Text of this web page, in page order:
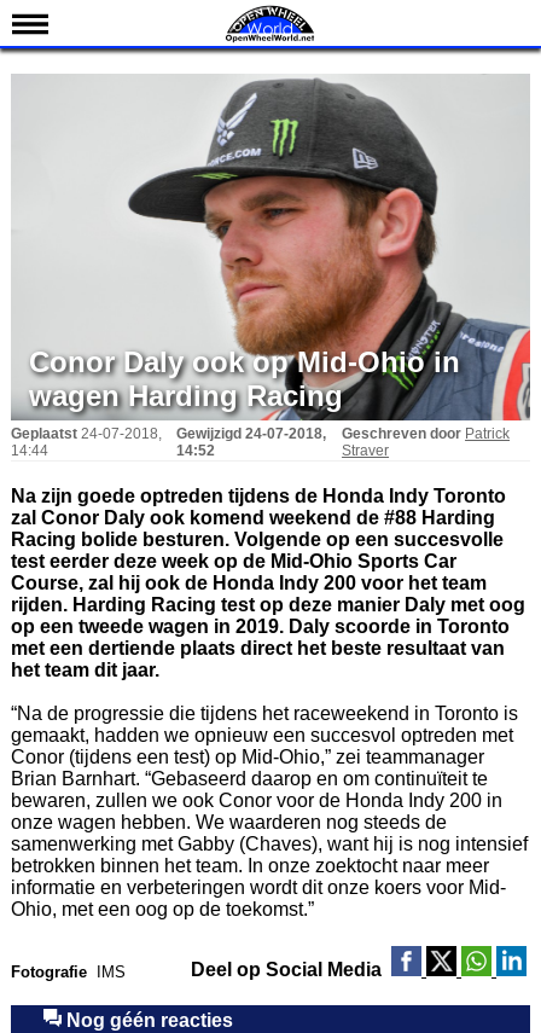
Nieuws
Indy 500
English
Conor Daly ook op Mid-Ohio in
wagen Harding Racing
Geplaatst 24-07-2018,
14:44
Gewijzigd 24-07-2018,
14:52
Geschreven door Patrick
Straver
Na zijn goede optreden tijdens de Honda Indy Toronto
zal Conor Daly ook komend weekend de #88 Harding
Racing bolide besturen. Volgende op een succesvolle
test eerder deze week op de Mid-Ohio Sports Car
Course, zal hij ook de Honda Indy 200 voor het team
rijden. Harding Racing test op deze manier Daly met oog
op een tweede wagen in 2019. Daly scoorde in Toronto
met een dertiende plaats direct het beste resultaat van
het team dit jaar.
“Na de progressie die tijdens het raceweekend in Toronto is
gemaakt, hadden we opnieuw een succesvol optreden met
Conor (tijdens een test) op Mid-Ohio,” zei teammanager
Brian Barnhart. “Gebaseerd daarop en om continuïteit te
bewaren, zullen we ook Conor voor de Honda Indy 200 in
onze wagen hebben. We waarderen nog steeds de
samenwerking met Gabby (Chaves), want hij is nog intensief
betrokken binnen het team. In onze zoektocht naar meer
informatie en verbeteringen wordt dit onze koers voor Mid-
Ohio, met een oog op de toekomst.”
Fotografie IMS Deel op Social Media
Nog géén reacties